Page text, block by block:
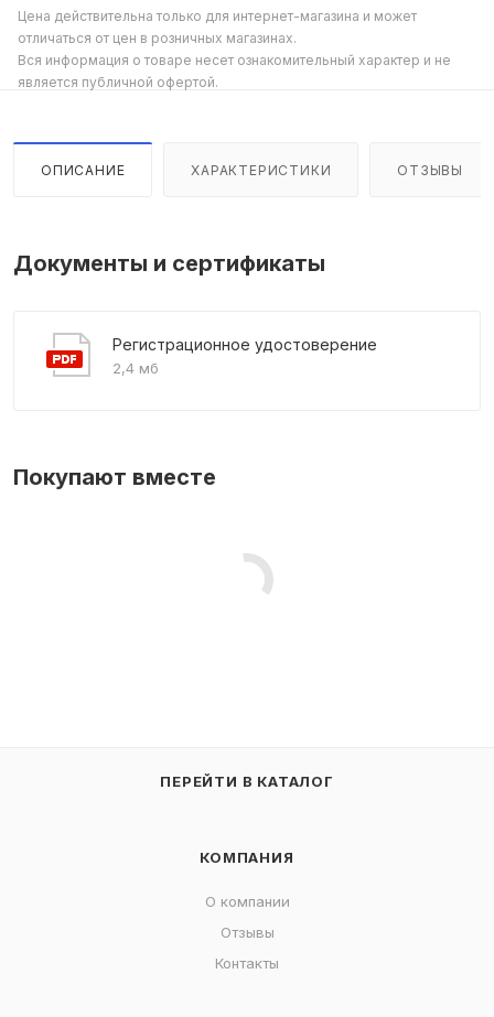
Цена действительна только для интернет-магазина и может
отличаться от цен в розничных магазинах.
Вся информация о товаре несет ознакомительный характер и не
является публичной офертой.
ОПИСАНИЕ ХАРАКТЕРИСТИКИ ОТЗЫВЫ
Документы и сертификаты
Регистрационное удостоверение
2,4 мб
Покупают вместе
ПЕРЕЙТИ В КАТАЛОГ
КОМПАНИЯ
О компании
Отзывы
Контакты